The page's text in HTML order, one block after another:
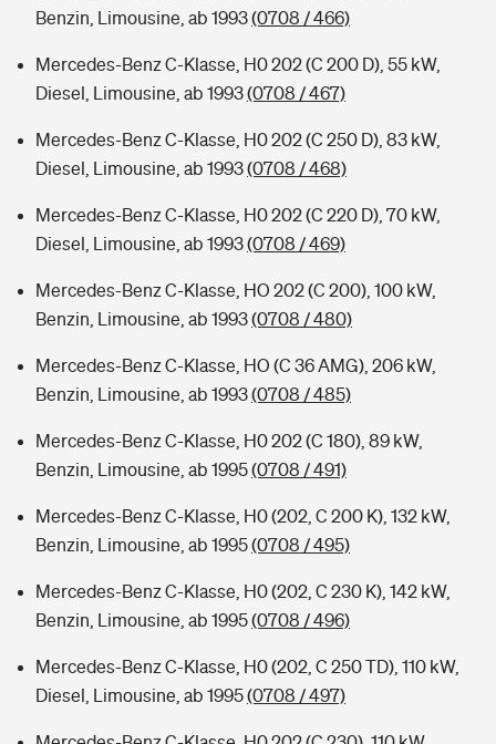
Sie haben Fragen?
Benzin, Limousine, ab 1993(0708 / 466)
Mercedes-Benz C-Klasse, H0 202 (C 200 D), 55 kW,
Diesel, Limousine, ab 1993(0708 / 467)
Mercedes-Benz C-Klasse, H0 202 (C 250 D), 83 kW,
Diesel, Limousine, ab 1993(0708 / 468)
Mercedes-Benz C-Klasse, H0 202 (C 220 D), 70 kW,
Diesel, Limousine, ab 1993(0708 / 469)
Mercedes-Benz C-Klasse, HO 202 (C 200), 100 kW,
Benzin, Limousine, ab 1993(0708 / 480)
Mercedes-Benz C-Klasse, HO (C 36 AMG), 206 kW,
Benzin, Limousine, ab 1993(0708 / 485)
Mercedes-Benz C-Klasse, H0 202 (C 180), 89 kW,
Benzin, Limousine, ab 1995(0708 / 491)
Mercedes-Benz C-Klasse, H0 (202, C 200 K), 132 kW,
Benzin, Limousine, ab 1995(0708 / 495)
Mercedes-Benz C-Klasse, H0 (202, C 230 K), 142 kW,
Benzin, Limousine, ab 1995(0708 / 496)
Mercedes-Benz C-Klasse, H0 (202, C 250 TD), 110 kW,
Diesel, Limousine, ab 1995(0708 / 497)